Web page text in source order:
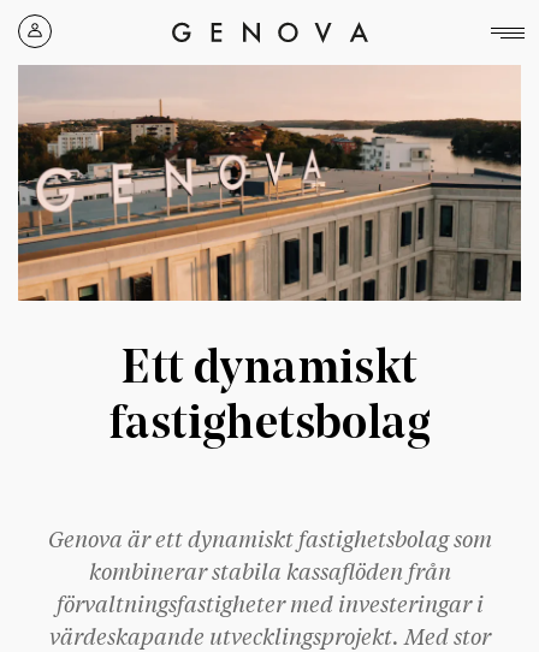
Genova
Property
Ett dynamiskt
fastighetsbolag
Genova är ett dynamiskt fastighetsbolag som
kombinerar stabila kassaflöden från
förvaltningsfastigheter med investeringar i
värdeskapande utvecklingsprojekt. Med stor